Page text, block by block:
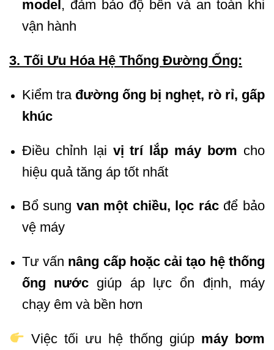
model, đảm bảo độ bền và an toàn khi
vận hành
3. Tối Ưu Hóa Hệ Thống Đường Ống:
Kiểm tra đường ống bị nghẹt, rò rỉ, gấp
khúc
Điều chỉnh lại vị trí lắp máy bơm cho
hiệu quả tăng áp tốt nhất
Bổ sung van một chiều, lọc rácđể bảo
vệ máy
Tư vấn nâng cấp hoặc cải tạo hệ thống
ống nước giúp áp lực ổn định, máy
chạy êm và bền hơn
Việc tối ưu hệ thống giúp máy bơm